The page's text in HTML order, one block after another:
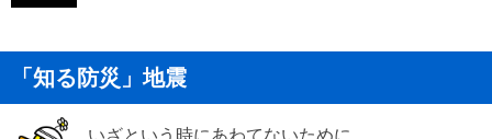
「知る防災」地震
いざという時にあわてないために